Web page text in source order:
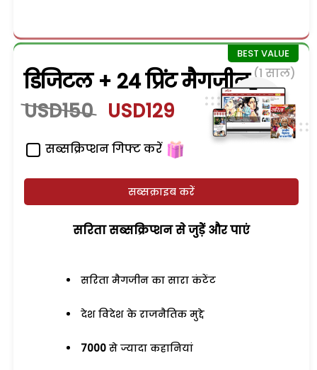
डिजिटल + 24 प्रिंट मैगजीन (1 साल)
USD150 USD129
सब्सक्रिप्शन गिफ्ट करें
सब्सक्राइब करें
सरिता सब्सक्रिप्शन से जुड़ेें और पाएं
सरिता मैगजीन का सारा कंटेंट
देश विदेश के राजनैतिक मुद्दे
7000 से ज्यादा कहानियां